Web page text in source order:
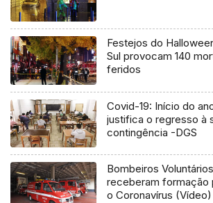
Festejos do
Sul provocam 140
feridos
Covid-19: Início do
justifica o regresso à
contingência -DGS
Bombeiros
receberam formação
o Coronavírus (Vídeo)